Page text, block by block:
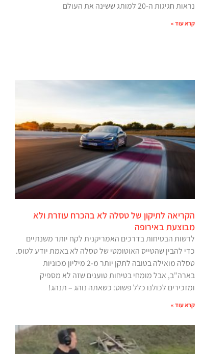
נראות חגיגות ה-20 למותג ששינה את העולם
קרא עוד »
הקריאה לתיקון של טסלה לא בהכרח עוזרת ולא
מבוצעת באירופה
לרשות הבטיחות בדרכים האמריקנית לקח יותר משנתיים
כדי להבין שהטייס האוטומטי של טסלה לא באמת יודע לטוס.
טסלה מואילה בטובה לתקן יותר מ-2 מיליון מכוניות
בארה"ב, אבל מומחי בטיחות טוענים שזה לא מספיק
ומזכירים לכולנו כלל פשוט: כשאתה נוהג – תנהג!
קרא עוד »